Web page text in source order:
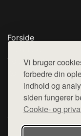
Vi bruger
forbedre din
indhold og
siden fungerer
Cookie- og
Forside
Top Rabatter
Kontakt